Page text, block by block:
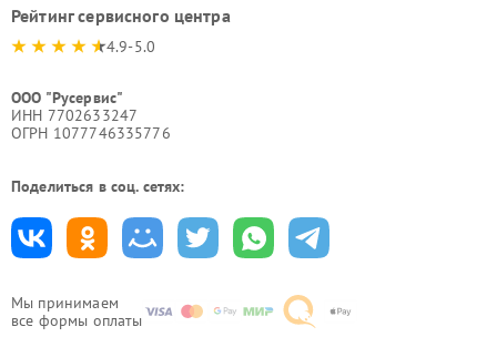
Мы принимаем
все формы оплаты
Рейтинг сервисного центра
4.9-5.0
ООО "Русервис"
ИНН 7702633247
ОГРН 1077746335776
Поделиться в соц. сетях: